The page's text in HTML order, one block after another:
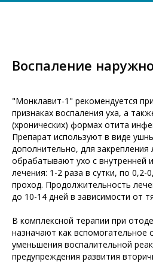
Воспаление
"Монклавит-1" рекомендуется
признаках воспаления уха, а
(хронических) формах отита
Препарат используют в виде
дополнительно, для
обрабатывают ухо с внутренней
лечения: 1-2 раза в сутки, по
проход. Продолжительность
до 10-14 дней в зависимости от
В комплексной терапии при
назначают как вспомогательное
уменьшения воспалительной
предупреждения развития